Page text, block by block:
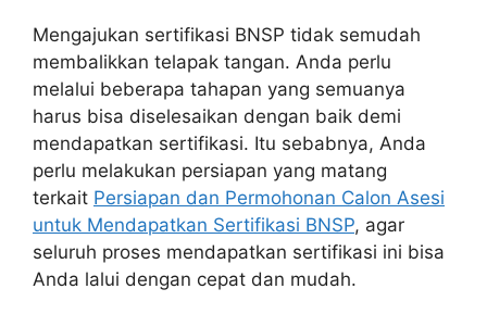
Mengajukan sertifikasi BNSP tidak semudah
membalikkan telapak tangan. Anda perlu
melalui beberapa tahapan yang semuanya
harus bisa diselesaikan dengan baik demi
mendapatkan sertifikasi. Itu sebabnya, Anda
perlu melakukan persiapan yang matang
terkait Persiapan dan Permohonan Calon Asesi
untuk Mendapatkan Sertifikasi BNSP, agar
seluruh proses mendapatkan sertifikasi ini bisa
Anda lalui dengan cepat dan mudah.